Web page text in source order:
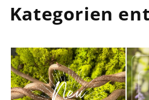
Kategorien